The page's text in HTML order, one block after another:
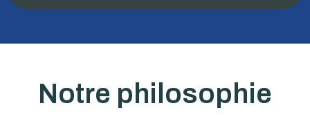
Notre philosophie